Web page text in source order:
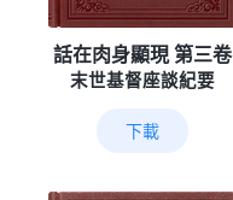
話在肉身顯現 第三卷
末世基督座談紀要
下載